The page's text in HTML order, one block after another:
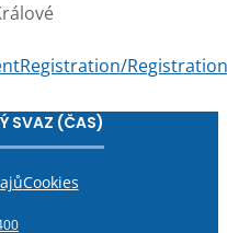
SVAZ (ČAS)
Cookies